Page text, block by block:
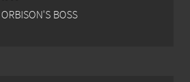
ORBISON'S BOSS